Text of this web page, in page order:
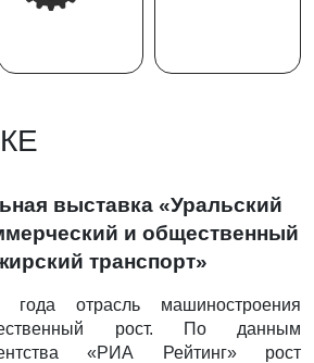
выставка «Уральский
и общественный
транспорт»
отрасль машиностроения
рост. По данным
«РИА Рейтинг» рост